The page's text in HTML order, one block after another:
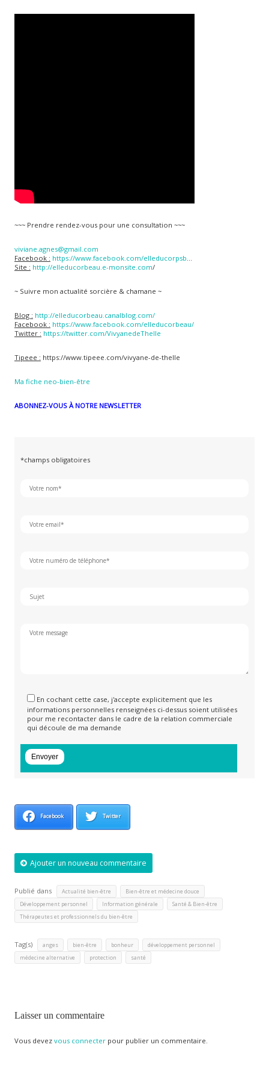
~~~ Prendre rendez-vous pour une consultation ~~~
viviane.agnes@gmail.com
Facebook : https://www.facebook.com/elleducorpsb...
Site : http://elleducorbeau.e-monsite.com/
~ Suivre mon actualité sorcière & chamane ~
Blog : http://elleducorbeau.canalblog.com/
Facebook : https://www.facebook.com/elleducorbeau/
Twitter : https://twitter.com/VivyanedeThelle
Tipeee : https://www.tipeee.com/vivyane-de-thelle
Ma fiche neo-bien-être
ABONNEZ-VOUS À NOTRE NEWSLETTER
*champs obligatoires
En cochant cette case, j'accepte explicitement que les
informations personnelles renseignées ci-dessus soient utilisées
pour me recontacter dans le cadre de la relation commerciale
qui découle de ma demande
Facebook Twitter
Ajouter un nouveau commentaire
Publié dans Actualité bien-être Bien-être et médecine douce
Développement personnel Information générale Santé & Bien-être
Thérapeutes et professionnels du bien-être
Tag(s) anges bien-être bonheur développement personnel
médecine alternative protection santé
Laisser un commentaire
Vous devez vous connecterpour publier un commentaire.